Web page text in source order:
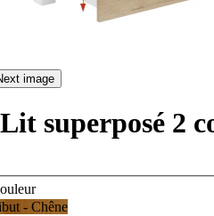
image
superposé 2
- Chêne